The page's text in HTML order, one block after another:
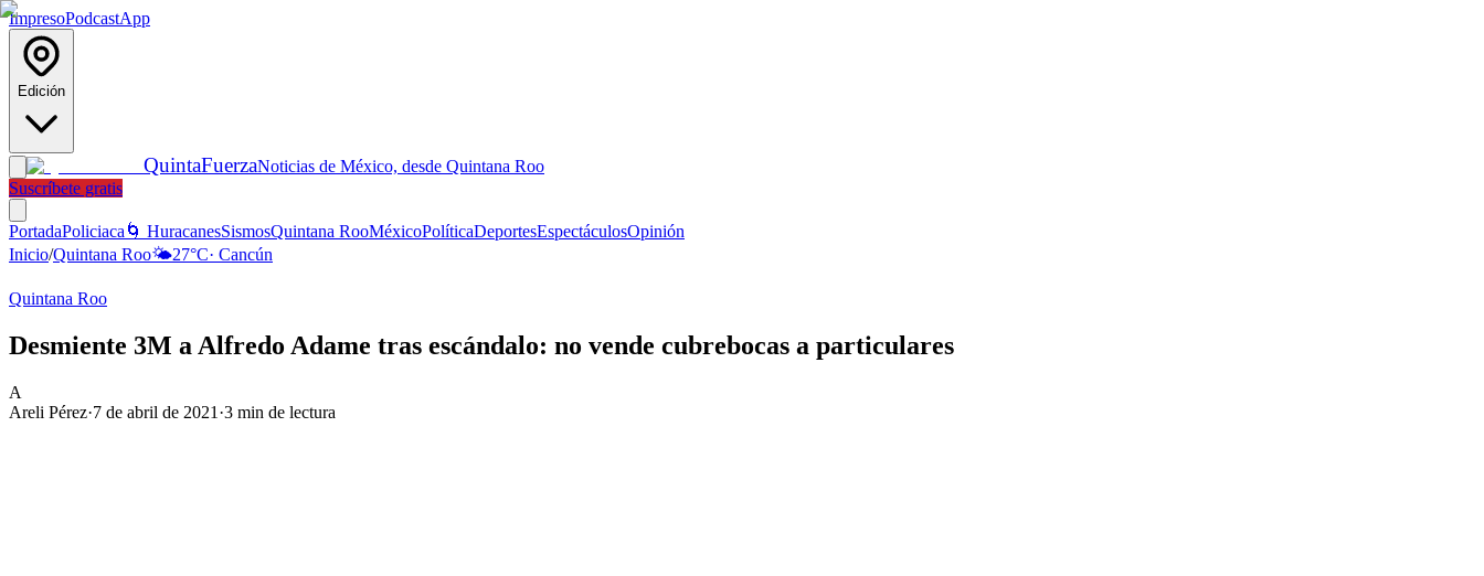
ImpresoPodcastApp
Edición
QuintaFuerzaNoticias de México, desde Quintana Roo
Suscríbete gratis
PortadaPoliciaca 🌀 HuracanesSismosQuintana RooMéxicoPolíticaDeportesEspectáculosOpinión
Inicio/Quintana Roo🌤️27°C· Cancún
Quintana Roo
Desmiente 3M a Alfredo Adame tras escándalo: no vende cubrebocas a particulares
A
Areli Pérez·7 de abril de 2021 ·3 min de lectura